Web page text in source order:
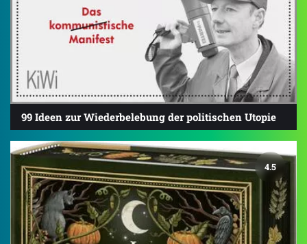
99 Ideen zur Wiederbelebung der politischen Utopie
4.5